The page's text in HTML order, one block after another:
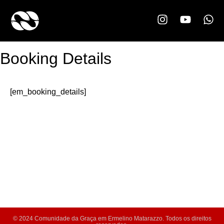
Booking Details
[em_booking_details]
© 2024 Comunidade da Graça em Ermelino Matarazzo. Todos os direitos